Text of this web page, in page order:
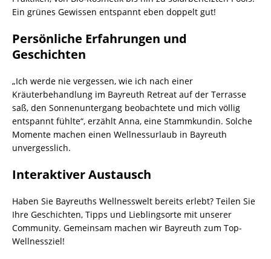
Ein grünes Gewissen entspannt eben doppelt gut!
Persönliche Erfahrungen und
Geschichten
„Ich werde nie vergessen, wie ich nach einer
Kräuterbehandlung im Bayreuth Retreat auf der Terrasse
saß, den Sonnenuntergang beobachtete und mich völlig
entspannt fühlte“, erzählt Anna, eine Stammkundin. Solche
Momente machen einen Wellnessurlaub in Bayreuth
unvergesslich.
Interaktiver Austausch
Haben Sie Bayreuths Wellnesswelt bereits erlebt? Teilen Sie
Ihre Geschichten, Tipps und Lieblingsorte mit unserer
Community. Gemeinsam machen wir Bayreuth zum Top-
Wellnessziel!